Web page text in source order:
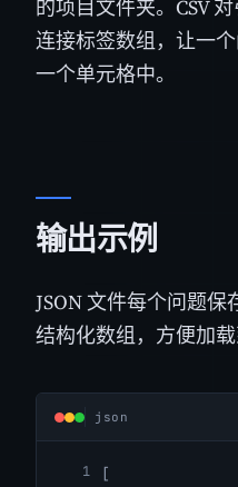
的项目文件夹。CSV
连接标签数组，让一
一个单元格中。
输出示例
JSON 文件每个问题
结构化数组，方便加
json
[